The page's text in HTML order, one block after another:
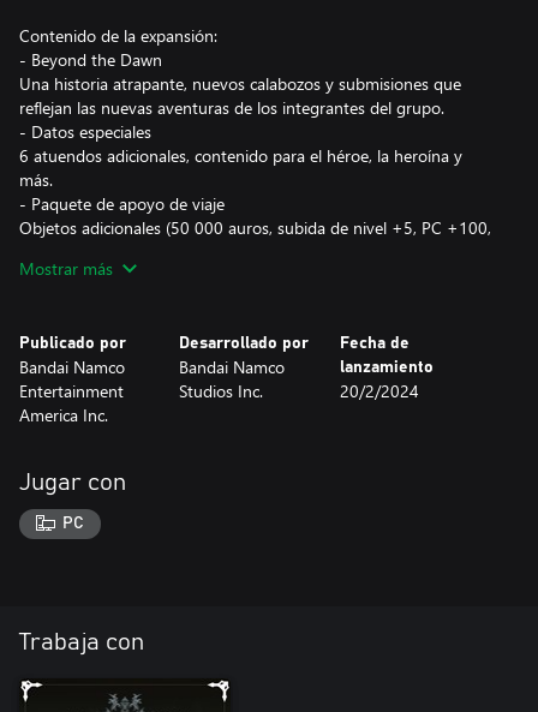
Contenido de la expansión:
- Beyond the Dawn
Una historia atrapante, nuevos calabozos y submisiones que
reflejan las nuevas aventuras de los integrantes del grupo.
- Datos especiales
6 atuendos adicionales, contenido para el héroe, la heroína y
más.
- Paquete de apoyo de viaje
Objetos adicionales (50 000 auros, subida de nivel +5, PC +100,
- Colección de armas plateadas
*El contenido estará disponible en el juego después de canjearlo
desde la lista de DLC sin recibir.
*El contenido incluido en este producto se puede adquirir por
separado.
Mostrar más
Publicado por
Bandai Namco
Entertainment
America Inc.
Desarrollado por
Bandai Namco
Studios Inc.
Fecha de
lanzamiento
20/2/2024
Jugar con
PC
Trabaja con